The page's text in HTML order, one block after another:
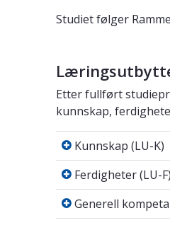
Studiet følger
Etter fullført
kunnskap,
Kunnskap (LU-K)
Kunnskap (LU-K)
Ferdigheter (LU-F)
Ferdigheter (LU-F)
Generell
Generell